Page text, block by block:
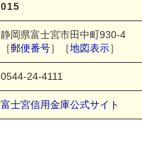
015
静岡県富士宮市田中町930-4
［郵便番号］［地図表示］
0544-24-4111
富士宮信用金庫公式サイト